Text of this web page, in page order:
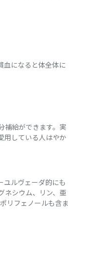
血になると体全体に
補給ができます。実
用している人はやか
ユルヴェーダ的にも
ネシウム、リン、亜
リフェノールも含ま